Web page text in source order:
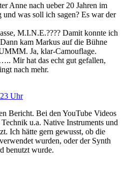
Anne nach ueber 20 Jahren im
was soll ich sagen? Es war der
M.I.N.E.???? Damit konnte ich
kam Markus auf die Bühne
Ja, klar-Camouflage.
Mir hat das echt gut gefallen,
nach mehr.
Uhr
Bericht. Bei den YouTube Videos
u.a. Native Instruments und
Ich hätte gern gewusst, ob die
wurden, oder der Synth
benutzt wurde.